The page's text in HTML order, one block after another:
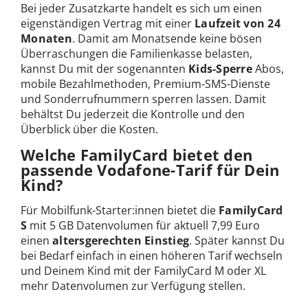
Bei jeder Zusatzkarte handelt es sich um einen
eigenständigen Vertrag mit einer Laufzeit von 24
Monaten. Damit am Monatsende keine bösen
Überraschungen die Familienkasse belasten,
kannst Du mit der sogenannten Kids-SperreAbos,
mobile Bezahlmethoden, Premium-SMS-Dienste
und Sonderrufnummern sperren lassen. Damit
behältst Du jederzeit die Kontrolle und den
Überblick über die Kosten.
Welche FamilyCard bietet den
passende Vodafone-Tarif für Dein
Kind?
Für Mobilfunk-Starter:innen bietet die FamilyCard
S mit 5 GB Datenvolumen für aktuell 7,99 Euro
einen altersgerechten Einstieg. Später kannst Du
bei Bedarf einfach in einen höheren Tarif wechseln
und Deinem Kind mit der FamilyCard M oder XL
mehr Datenvolumen zur Verfügung stellen.